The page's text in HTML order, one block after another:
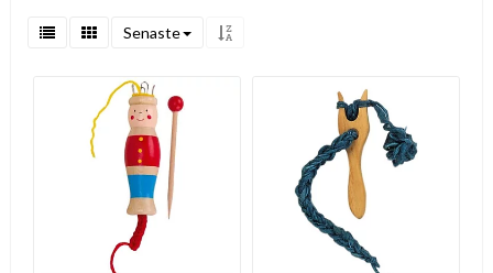
Senaste